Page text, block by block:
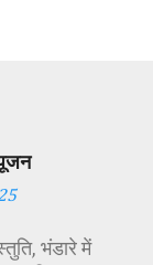
भंडारे में